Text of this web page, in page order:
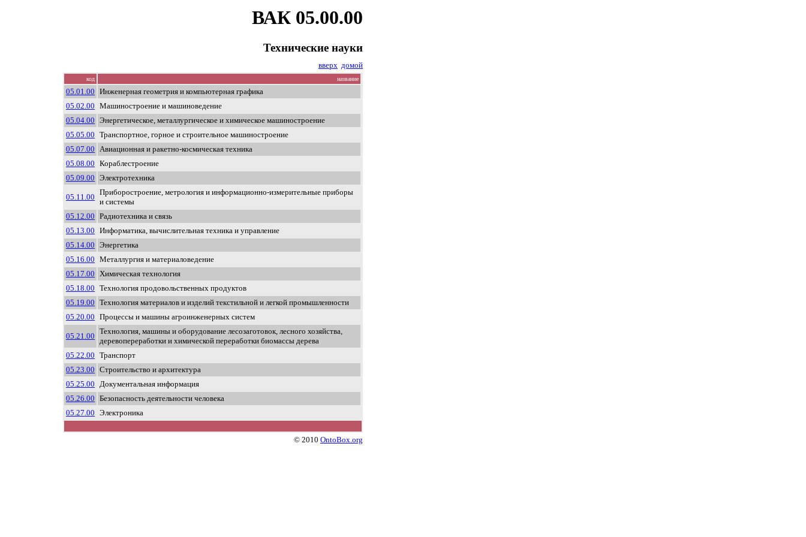
ВАК 05.00.00
Технические науки
вверх домой
код название
05.01.00 Инженерная геометрия и компьютерная графика
05.02.00 Машиностроение и машиноведение
05.04.00 Энергетическое, металлургическое и химическое машиностроение
05.05.00 Транспортное, горное и строительное машиностроение
05.07.00 Авиационная и ракетно-космическая техника
05.08.00 Кораблестроение
05.09.00 Электротехника
05.11.00
Приборостроение, метрология и информационно-измерительные приборы
и системы
05.12.00 Радиотехника и связь
05.13.00 Информатика, вычислительная техника и управление
05.14.00 Энергетика
05.16.00 Металлургия и материаловедение
05.17.00 Химическая технология
05.18.00 Технология продовольственных продуктов
05.19.00 Технология материалов и изделий текстильной и легкой промышленности
05.20.00 Процессы и машины агроинженерных систем
05.21.00
Технология, машины и оборудование лесозаготовок, лесного хозяйства,
деревопереработки и химической переработки биомассы дерева
05.22.00 Транспорт
05.23.00 Строительство и архитектура
05.25.00 Документальная информация
05.26.00 Безопасность деятельности человека
05.27.00 Электроника
© 2010 OntoBox.org